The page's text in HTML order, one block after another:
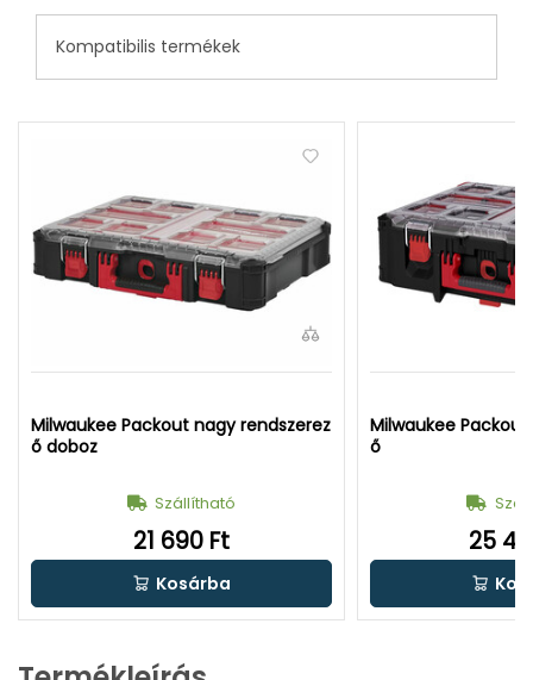
Kompatibilis termékek
Milwaukee Packout nagy rendszerez
ő doboz
Szállítható
21 690 Ft
Kosárba
Milwaukee
ő
25